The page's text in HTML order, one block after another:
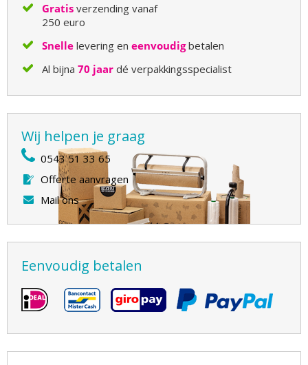
Gratis verzending vanaf
250 euro
Snelle levering en eenvoudigbetalen
Al bijna 70 jaar dé verpakkingsspecialist
Wij helpen je graag
0543 51 33 65
Offerte aanvragen
Mail ons
Eenvoudig betalen